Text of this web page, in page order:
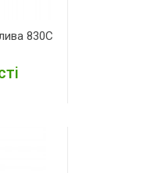
830С